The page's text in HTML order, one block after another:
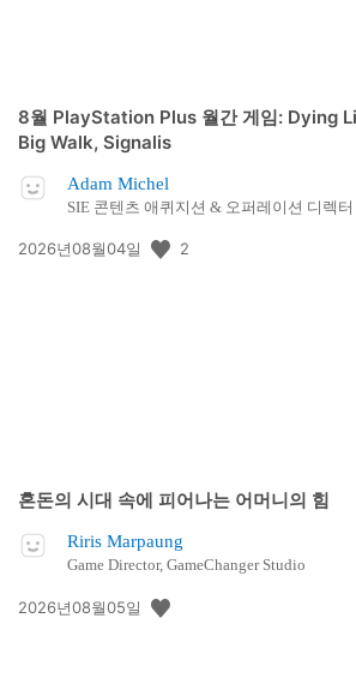
8월 PlayStation Plus 월간 게임: Dying
Big Walk, Signalis
Adam Michel
SIE 콘텐츠 애퀴지션 & 오퍼레이션 디렉터
공
2026년08월04일 2
혼돈의 시대 속에 피어나는 어머니의 힘
Riris Marpaung
Game Director, GameChanger Studio
공
2026년08월05일